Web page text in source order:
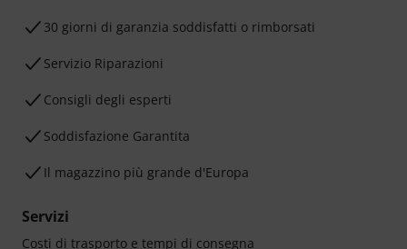
30 giorni di garanzia soddisfatti o rimborsati
Servizio Riparazioni
Consigli degli esperti
Soddisfazione Garantita
Il magazzino più grande d'Europa
Servizi
Costi di trasporto e tempi di consegna